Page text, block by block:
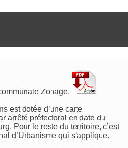
Zonage.
est dotée d’une carte
arrêté préfectoral en date du
Pour le reste du territoire, c’est
d’Urbanisme qui s’applique.